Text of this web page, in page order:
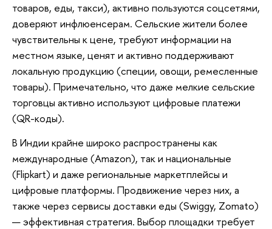
товаров, еды, такси), активно пользуются соцсетями,
доверяют инфлюенсерам. Сельские жители более
чувствительны к цене, требуют информации на
местном языке, ценят и активно поддерживают
локальную продукцию (специи, овощи, ремесленные
товары). Примечательно, что даже мелкие сельские
торговцы активно используют цифровые платежи
(QR-коды).
В Индии крайне широко распространены как
международные (Amazon), так и национальные
(Flipkart) и даже региональные маркетплейсы и
цифровые платформы. Продвижение через них, а
также через сервисы доставки еды (Swiggy, Zomato)
— эффективная стратегия. Выбор площадки требует